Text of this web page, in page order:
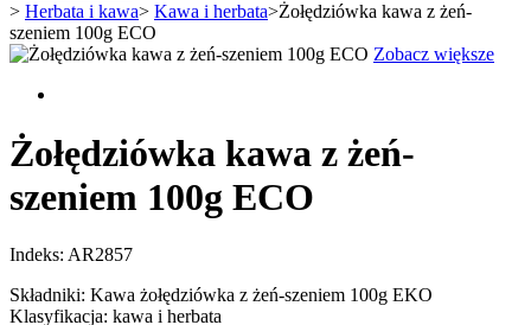
> Herbata i kawa> Kawa i herbata>Żołędziówka kawa z żeń-
szeniem 100g ECO
Zobacz większe
Żołędziówka kawa z żeń-
szeniem 100g ECO
Indeks: AR2857
Składniki: Kawa żołędziówka z żeń-szeniem 100g EKO
Klasyfikacja: kawa i herbata